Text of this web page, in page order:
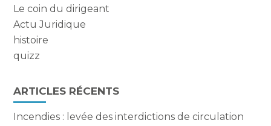
Le coin du dirigeant
Actu Juridique
histoire
quizz
ARTICLES RÉCENTS
Incendies : levée des interdictions de circulation